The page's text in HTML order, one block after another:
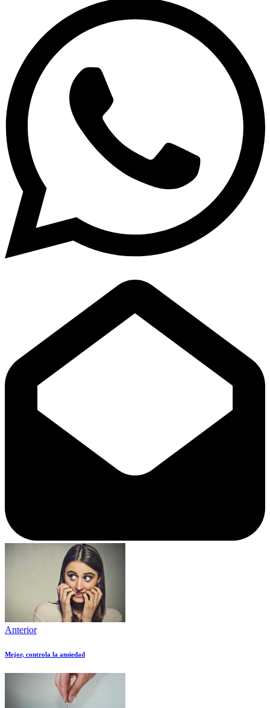
Anterior
Mejor, controla la ansiedad